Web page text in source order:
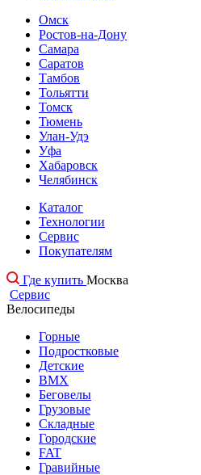
Омск
Ростов-на-Дону
Самара
Саратов
Тамбов
Тольятти
Томск
Тюмень
Улан-Удэ
Уфа
Хабаровск
Челябинск
Каталог
Технологии
Сервис
Покупателям
Где купить Москва
Сервис
Велосипеды
Горные
Подростковые
Детские
BMX
Беговелы
Грузовые
Складные
Городские
FAT
Гравийные